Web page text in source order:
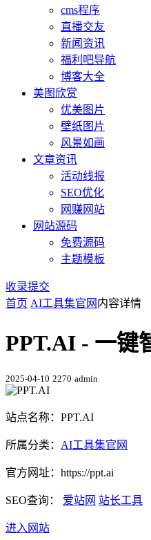
cms程序
直播交友
新闻资讯
福利吧导航
博客大全
美图欣赏
优美图片
壁纸图片
风景如画
文章资讯
活动线报
SEO优化
网赚网站
网站源码
免费源码
主题模板
收录提交
首页 AI工具集官网 内容详情
PPT.AI - 一键
2025-04-10 2270 admin
站点名称：PPT.AI
所属分类： AI工具集官网
官方网址：https://ppt.ai
SEO查询： 爱站网 站长工具
进入网站